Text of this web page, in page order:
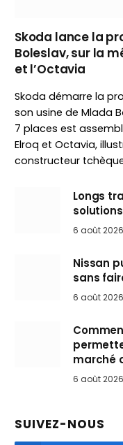
Skoda lance la
Boleslav, sur la
et l’Octavia
Skoda démarre la
son usine de Mlada
7 places est
Elroq et Octavia,
constructeur
Longs
6 août 2026
Nissan
sans
6 août 2026
marché
6 août 2026
SUIVEZ-NOUS